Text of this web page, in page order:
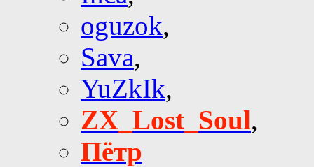
oguzok,
Sava,
YuZkIk,
ZX_Lost_Soul,
Пётр